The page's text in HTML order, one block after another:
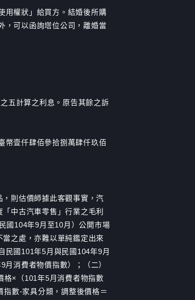
用權狀」給買方。結婚後所購
，可以函詢塔位公司，離婚當
五計算之利息。原告其餘之訴
幣壹仟肆佰參拾捌萬肆仟玖佰
則估價師據此客觀事實，汽
中古汽車零售」行業之毛利
國104年9月至10月）公開市場
之處，亦難以單純鑑定出來
民國101年5月與民國104年9月
消費者物價指數）；（二）
格×（101年5月消費者物指數
數-家具分類，調整後價格＝